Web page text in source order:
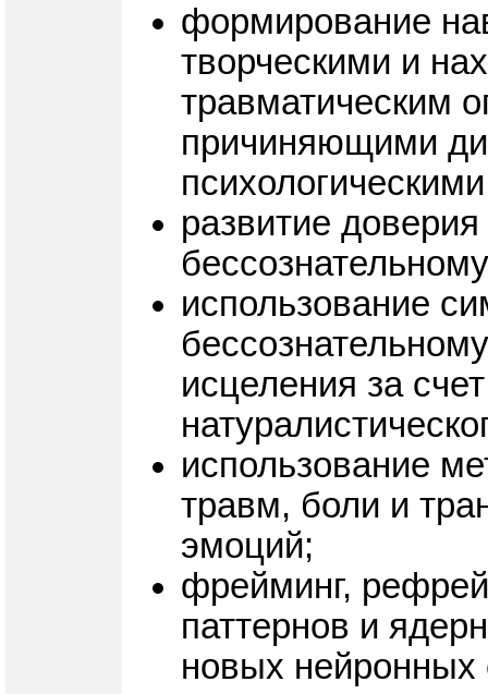
формирование
творческими и
травматическим
причиняющими
развитие
использование
исцеления за
использование
травм, боли и
эмоций;
фрейминг,
паттернов и
новых нейронных